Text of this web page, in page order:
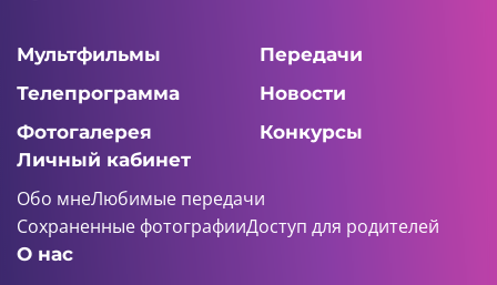
Мультфильмы
Передачи
Телепрограмма
Новости
Фотогалерея
Конкурсы
Личный кабинет
Обо мнеЛюбимые передачи
Сохраненные фотографииДоступ для родителей
О нас